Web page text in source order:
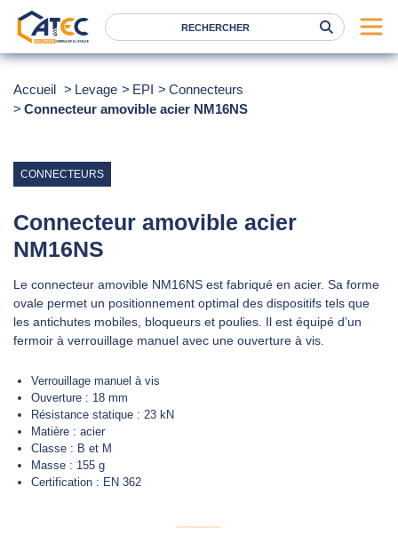
Levage
Nos agences
Atec
News
Accueil Levage EPI
Connecteurs
Connecteur amovible acier NM16NS
CONNECTEURS
Connecteur amovible acier
NM16NS
Le connecteur amovible NM16NS est fabriqué en acier. Sa forme
ovale permet un positionnement optimal des dispositifs tels que
les antichutes mobiles, bloqueurs et poulies. Il est équipé d’un
fermoir à verrouillage manuel avec une ouverture à vis.
Verrouillage manuel à vis
Ouverture : 18 mm
Résistance statique : 23 kN
Matière : acier
Classe : B et M
Masse : 155 g
Certification : EN 362